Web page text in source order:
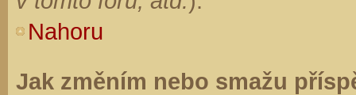
Nahoru
Jak změním nebo smažu